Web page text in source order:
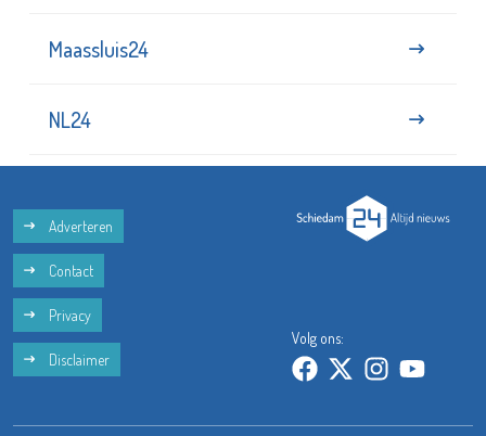
Maassluis24
NL24
Adverteren
Contact
Privacy
Disclaimer
Volg ons: